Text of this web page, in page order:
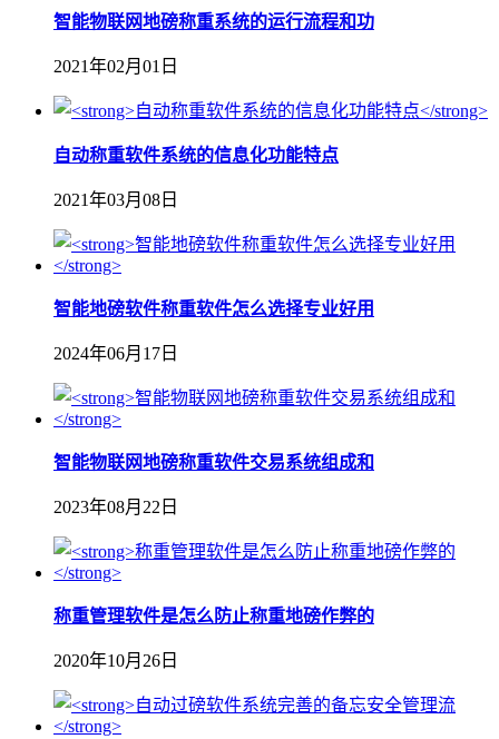
智能物联网地磅称重系统的运行流程和功
2021年02月01日
自动称重软件系统的信息化功能特点
2021年03月08日
智能地磅软件称重软件怎么选择专业好用
2024年06月17日
智能物联网地磅称重软件交易系统组成和
2023年08月22日
称重管理软件是怎么防止称重地磅作弊的
2020年10月26日